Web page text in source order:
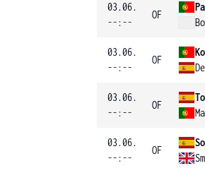
03.06.
--:--
OF
03.06.
--:--
OF
03.06.
--:--
OF
03.06.
--:--
OF